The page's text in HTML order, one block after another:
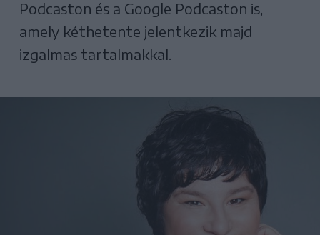
Podcaston és a Google Podcaston is,
amely kéthetente jelentkezik majd
izgalmas tartalmakkal.